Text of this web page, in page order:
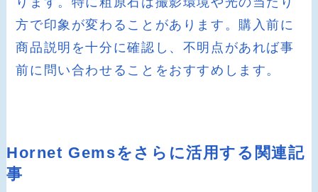
方で印象が変わることがあります。購入前に
商品説明を十分に確認し、不明点があれば事
前に問い合わせることをおすすめします。
Hornet Gemsをさらに活用する関連記
事